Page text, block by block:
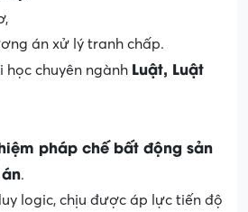
án xử lý tranh chấp.
học chuyên ngành Luật, Luật
pháp chế bất động sản
án.
logic, chịu được áp lực tiến độ